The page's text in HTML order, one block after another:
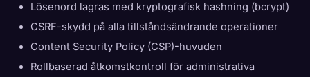
Lösenord lagras med kryptografisk hashning (bcrypt)
CSRF-skydd på alla tillståndsändrande operationer
Content Security Policy (CSP)-huvuden
Rollbaserad åtkomstkontroll för administrativa